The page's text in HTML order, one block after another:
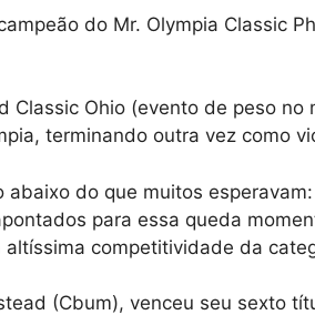
do Mr. Olympia Classic
Classic Ohio (evento de peso no
terminando outra vez como
do que muitos
para essa queda
altíssima competitividade da
(Cbum), venceu seu sexto